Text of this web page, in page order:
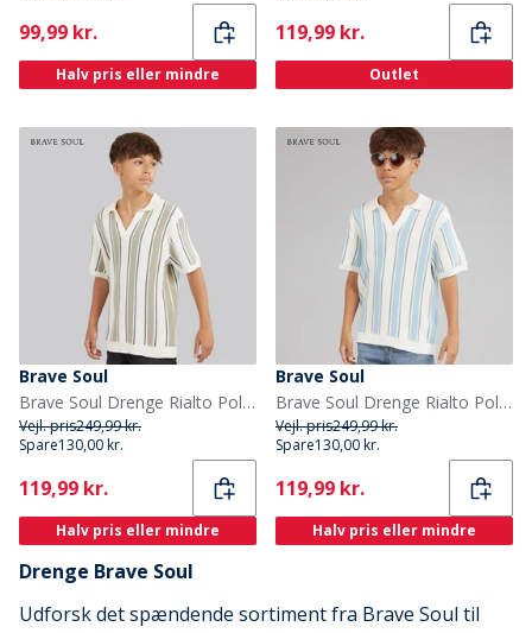
Current
99,99 kr.
Halv pris eller mindre
Current
119,99 kr.
Outlet
Brave Soul
Brave Soul Drenge Rialto Polo Shirt Creme/Lys Grøn/Mellem Grøn Cream/Lt Green/Mid Green
Vejl. pris249,99 kr.
Spare130,00 kr.
Current
119,99 kr.
Halv pris eller mindre
Brave Soul
Brave Soul Drenge Rialto Polo Shirt Cream/Pale Blue/Lt Grey
Vejl. pris249,99 kr.
Spare130,00 kr.
Current
119,99 kr.
Halv pris eller mindre
Drenge Brave Soul
Udforsk det spændende sortiment fra Brave Soul til